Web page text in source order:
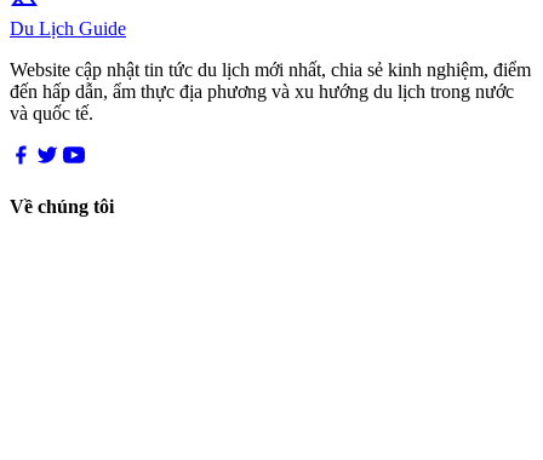
Du Lịch Guide
Website cập nhật tin tức du lịch mới nhất, chia sẻ kinh nghiệm, điểm
đến hấp dẫn, ẩm thực địa phương và xu hướng du lịch trong nước
và quốc tế.
Về chúng tôi